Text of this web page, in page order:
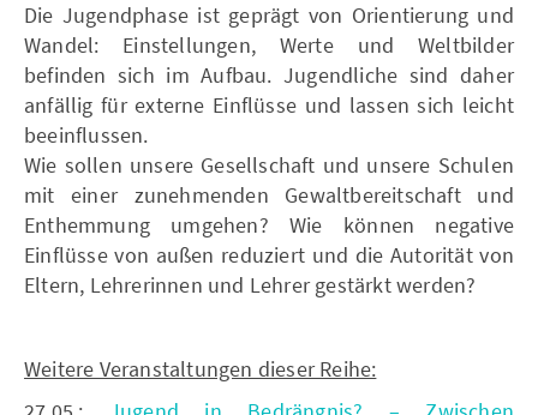
Die Jugendphase ist geprägt von Orientierung und
Wandel: Einstellungen, Werte und Weltbilder
befinden sich im Aufbau. Jugendliche sind daher
anfällig für externe Einflüsse und lassen sich leicht
beeinflussen.
Wie sollen unsere Gesellschaft und unsere Schulen
mit einer zunehmenden Gewaltbereitschaft und
Enthemmung umgehen? Wie können negative
Einflüsse von außen reduziert und die Autorität von
Eltern, Lehrerinnen und Lehrer gestärkt werden?
Weitere Veranstaltungen dieser Reihe: